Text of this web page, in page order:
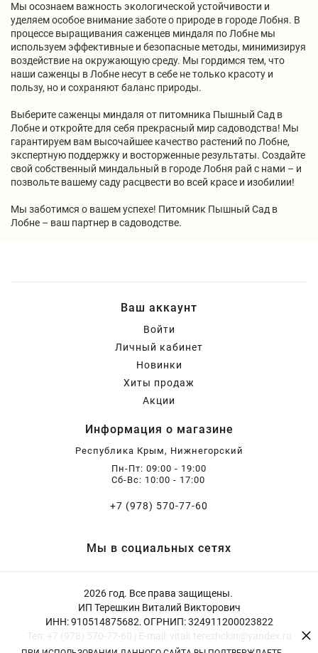
Мы осознаем важность экологической устойчивости и
уделяем особое внимание заботе о природе в городе Лобня. В
процессе выращивания саженцев миндаля по Лобне мы
используем эффективные и безопасные методы, минимизируя
воздействие на окружающую среду. Мы гордимся тем, что
наши саженцы в Лобне несут в себе не только красоту и
пользу, но и сохраняют баланс природы.
Выберите саженцы миндаля от питомника Пышный Сад в
Лобне и откройте для себя прекрасный мир садоводства! Мы
гарантируем вам высочайшее качество растений по Лобне,
экспертную поддержку и восторженные результаты. Создайте
свой собственный миндальный в городе Лобня рай с нами – и
позвольте вашему саду расцвести во всей красе и изобилии!
Мы заботимся о вашем успехе! Питомник Пышный Сад в
Лобне – ваш партнер в садоводстве.
Ваш аккаунт
Войти
Личный кабинет
Новинки
Хиты продаж
Акции
Информация о магазине
Республика Крым, Нижнегорский
Пн-Пт: 09:00 - 19:00
Сб-Вс: 10:00 - 17:00
+7 (978) 570-77-60
Мы в социальных сетях
2026 год. Все права защищены.
ИП Терешкин Виталий Викторович
ИНН: 910514875682, ОГРНИП: 324911200023822
×